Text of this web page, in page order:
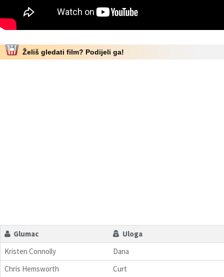
Želiš gledati film? Podijeli ga!
Glumac
Uloga
Kristen Connolly
Dana
Chris Hemsworth
Curt